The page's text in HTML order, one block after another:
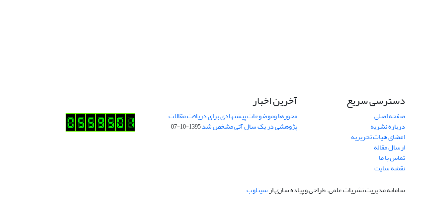
دسترسی سریع
صفحه اصلی
درباره نشریه
اعضای هیات تحریریه
ارسال مقاله
تماس با ما
نقشه سایت
آخرین اخبار
محورها وموضوعات پیشنهادی برای دریافت مقالات
پژوهشی در یک سال آتی مشخص شد1395-10-07
سامانه مدیریت نشریات علمی.طراحی و پیاده سازی ازسیناوب